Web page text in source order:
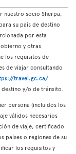
nuestro socio Sherpa,
su país de destino
por esta
y otras
los requisitos de
de viajar consultando
travel.gc.ca/
destino y/o de tránsito.
persona (incluidos los
válidos necesarios
de viaje, certificado
países o regiones de su
los requisitos y